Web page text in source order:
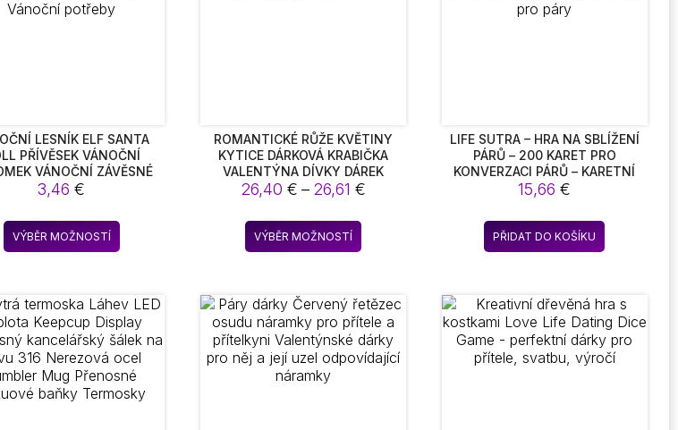
LESNÍK ELF SANTA
PŘÍVĚSEK VÁNOČNÍ
VÁNOČNÍ ZÁVĚSNÉ
VÁNOČNÍ POTŘEBY
3,46€
VÝBĚR MOŽNOSTÍ
Tento
produkt
variant.
Možnosti
lze
vybrat
na
stránce
ROMANTICKÉ RŮŽE KVĚTINY
KYTICE DÁRKOVÁ KRABIČKA
VALENTÝNA DÍVKY DÁREK
26,40 € – 26,61 €Rozpětí
VÝBĚR MOŽNOSTÍ
Tento
produkt
variant.
Možnosti
lze
vybrat
LIFE SUTRA – HRA NA SBLÍŽENÍ
PÁRŮ – 200 KARET PRO
KONVERZACI PÁRŮ – KARETNÍ
HRA PRO PÁRY
15,66€
PŘIDAT DO KOŠÍKU